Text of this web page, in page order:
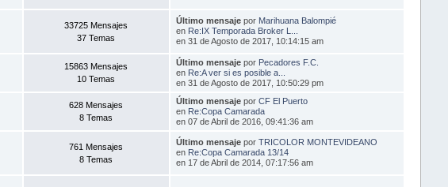
33725 Mensajes
37 Temas
Último mensaje por Marihuana Balompié
en Re:IX Temporada Broker L...
en 31 de Agosto de 2017, 10:14:15 am
15863 Mensajes
10 Temas
Último mensaje por Pecadores F.C.
en Re:A ver si es posible a...
en 31 de Agosto de 2017, 10:50:29 pm
628 Mensajes
8 Temas
Último mensaje porCF El Puerto
en Re:Copa Camarada
en 07 de Abril de 2016, 09:41:36 am
761 Mensajes
8 Temas
Último mensaje porTRICOLOR MONTEVIDEANO
en Re:Copa Camarada 13/14
en 17 de Abril de 2014, 07:17:56 am